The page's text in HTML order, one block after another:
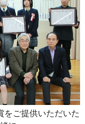
をご提供いただいた